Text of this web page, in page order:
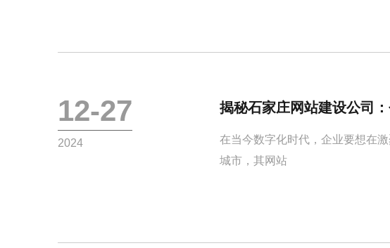
12-27
2024
揭秘石家庄网站建设公司
在当今数字化时代，企业要想在
城市，其网站